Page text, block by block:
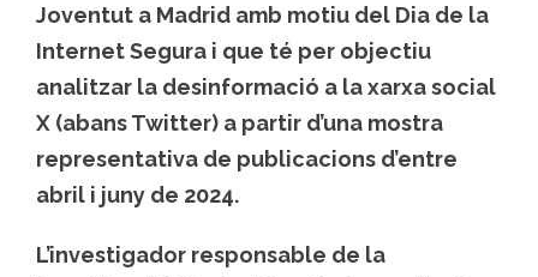
Joventut a Madrid amb motiu del Dia de la
Internet Segura i que té per objectiu
analitzar la desinformació a la xarxa social
X (abans Twitter) a partir d’una mostra
representativa de publicacions d’entre
abril i juny de 2024.
L’investigador responsable de la